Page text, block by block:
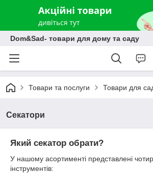
Dom&Sad- товари для дому та саду
Товари та послуги Товари для
Секатори
Який секатор обрати?
У нашому асортименті представлені
інструментів: